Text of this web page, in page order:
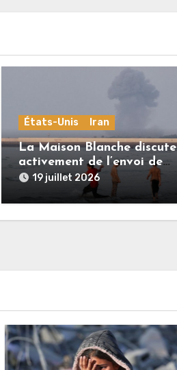
États-Unis Iran
La Maison Blanche discute
activement de l’envoi de
troupes terrestres en Iran
19 juillet 2026